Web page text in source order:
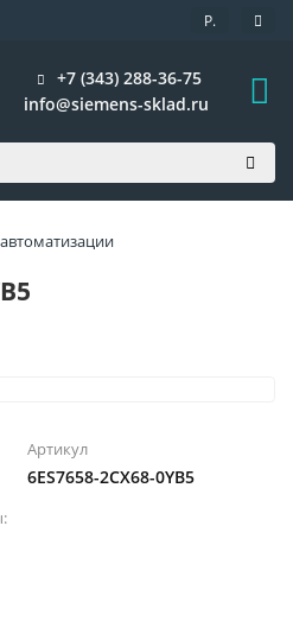
Р.
+7 (343) 288-36-75
info@siemens-sklad.ru
Артикул
6ES7658-2CX68-0YB5